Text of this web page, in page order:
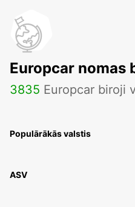
Europcar nomas
3835 Europcar biroji
Populārākās valstis
ASV